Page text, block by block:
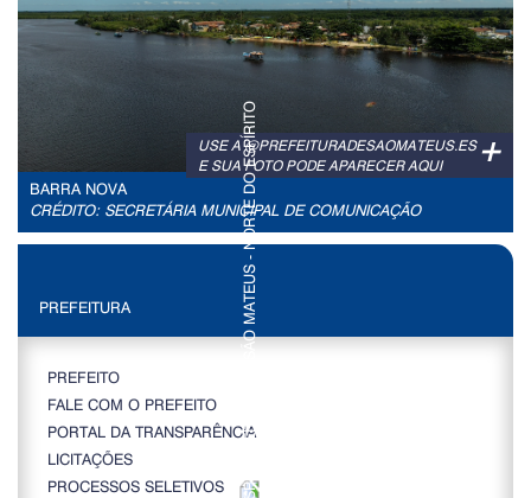
+
USE A @PREFEITURADESAOMATEUS.ES
E SUA FOTO PODE APARECER AQUI
BARRA NOVA
CRÉDITO: SECRETÁRIA MUNICIPAL DE COMUNICAÇÃO
PREFEITURA
PREFEITO
FALE COM O PREFEITO
PORTAL DA TRANSPARÊNCIA
LICITAÇÕES
PROCESSOS SELETIVOS